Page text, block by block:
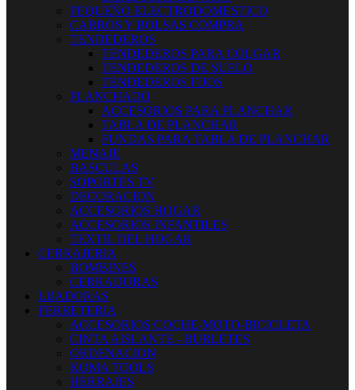
PEQUEÑO ELECTRODOMESTICO
CARROS Y BOLSAS COMPRA
TENDEDEROS
TENDEDEROS PARA COLGAR
TENDEDEROS DE SUELO
TENDEDEROS FIJOS
PLANCHADO
ACCESORIOS PARA PLANCHAR
TABLA DE PLANCHAR
FUNDAS PARA TABLA DE PLANCHAR
MENAJE
BASCULAS
SOPORTES TV
DECORACION
ACCESORIOS HOGAR
ACCESORIOS INFANTILES
TEXTIL DEL HOGAR
CERRAJERIA
BOMBINES
CERRADURAS
LIJADORAS
FERRETERIA
ACCESORIOS COCHE-MOTO-BICICLETA
CINTA AISLANTE - BURLETES
ORDENACION
KOMA TOOLS
HERRAJES